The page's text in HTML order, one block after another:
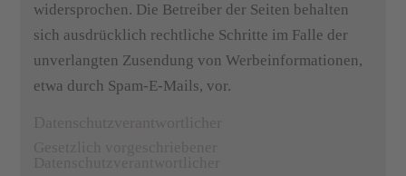
widersprochen. Die Betreiber der Seiten behalten
sich ausdrücklich rechtliche Schritte im Falle der
unverlangten Zusendung von Werbeinformationen,
etwa durch Spam-E-Mails, vor.